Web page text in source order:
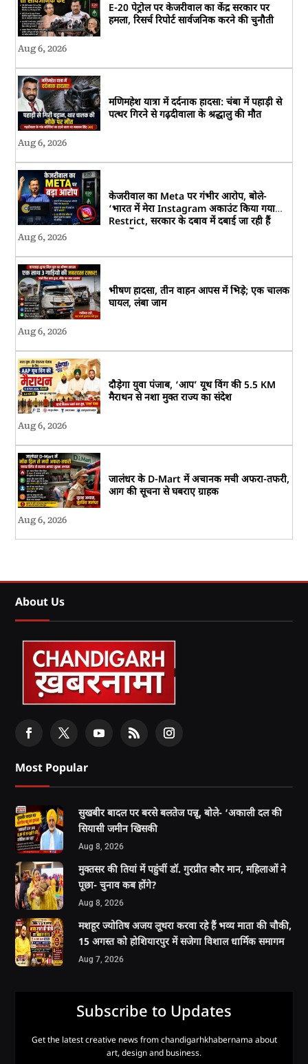
E-20 पेट्रोल पर केजरीवाल का केंद्र सरकार पर
हमला, रिसर्च रिपोर्ट सार्वजनिक करने की चुनौती
Aug 6, 2026
मणिमहेश यात्रा में दर्दनाक हादसा: चंबा में पहाड़ी से
पत्थर गिरने से गढ़दीवाला के श्रद्धालु की मौत
Aug 6, 2026
केजरीवाल का Meta पर गंभीर आरोप, बोले-
‘भारत में मेरा Instagram अकाउंट किया गया
Restrict, सरकार के दबाव में दबाई जा रही हैं
Aug 6, 2026
भीषण हादसा, तीन वाहन आपस में भिड़े; एक चालक
घायल, लंबा जाम
Aug 6, 2026
दौड़ेगा युवा पंजाब, ‘आप’ यूथ विंग की 5.5 KM
मैराथन से नशा मुक्त राज्य का संदेश
Aug 6, 2026
जालंधर के D-Mart में अचानक मची अफरा-तफरी,
आग की सूचना से घबराए ग्राहक
Aug 6, 2026
About Us
Most Popular
सुखबीर बादल पर बरसे बलतेज पन्नू, बोले- ‘अकाली दल की
सियासी जमीन खिसकी
Aug 8, 2026
मुक्तसर की तियां में पहुंचीं डॉ. गुरप्रीत कौर मान, महिलाओं ने
पूछा- चुनाव कब होंगे?
Aug 8, 2026
मशहूर ज्योतिष अजय लूथरा करवा रहे हैं भव्य माता की चौकी,
15 अगस्त को होशियारपुर में सजेगा विशाल धार्मिक समागम
Aug 7, 2026
Subscribe to Updates
Get the latest creative news from chandigarhkhabernama about
art, design and business.